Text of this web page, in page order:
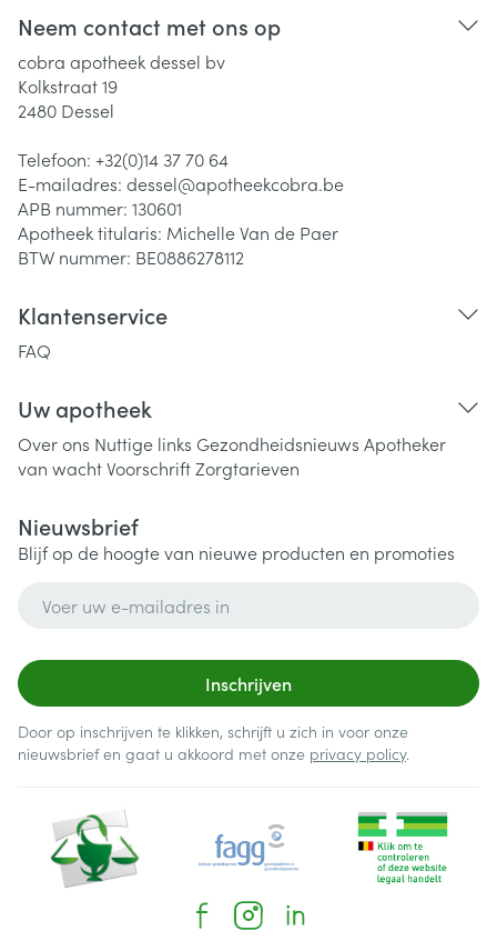
Neem contact met ons op
cobra apotheek dessel bv
Kolkstraat 19
2480 Dessel
Telefoon: +32(0)14 37 70 64
E-mailadres: dessel@apotheekcobra.be
APB nummer: 130601
Apotheek titularis: Michelle Van de Paer
BTW nummer: BE0886278112
Klantenservice
FAQ
Uw apotheek
Over ons Nuttige links Gezondheidsnieuws Apotheker
van wachtVoorschriftZorgtarieven
Nieuwsbrief
Blijf op de hoogte van nieuwe producten en promoties
Inschrijven
Door op inschrijven te klikken, schrijft u zich in voor onze
nieuwsbrief en gaat u akkoord met onze privacy policy.